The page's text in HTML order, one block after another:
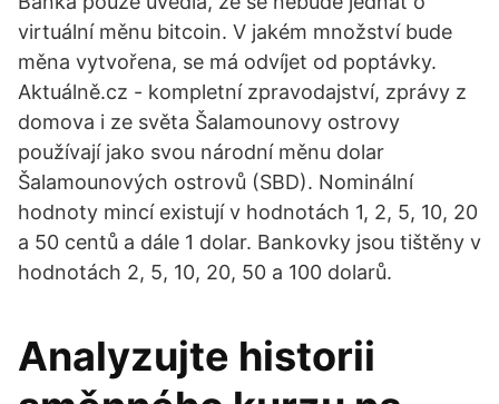
virtuální měnu bitcoin. V jakém množství bude
měna vytvořena, se má odvíjet od poptávky.
Aktuálně.cz - kompletní zpravodajství, zprávy z
domova i ze světa Šalamounovy ostrovy
používají jako svou národní měnu dolar
Šalamounových ostrovů (SBD). Nominální
hodnoty mincí existují v hodnotách 1, 2, 5, 10, 20
a 50 centů a dále 1 dolar. Bankovky jsou tištěny v
hodnotách 2, 5, 10, 20, 50 a 100 dolarů.
Analyzujte historii